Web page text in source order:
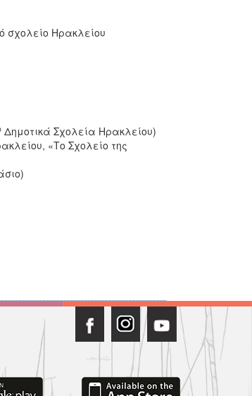
σχολείο Ηρακλείου
Δημοτικά Σχολεία Ηρακλείου)
«Το Σχολείο της